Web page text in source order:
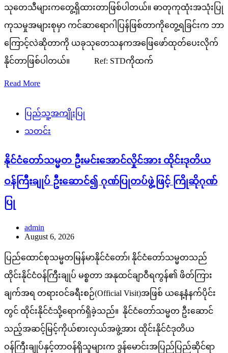
သုတေသီများကတွေ့ရှိထားတာဖြစ်ပါတယ်။ ဓာတုကုထုံးအသုံးပြု
ကုသမှုအများစုမှာ ကင်ဆာရောဂါပြန်ဖြစ်တာကိုတွေ့ရခြင်းက ဘာ
ကြောင့်လဲဆိုတာကို ယခုသုတေသနကအဖြေဖော်ထုတ်ပေးလိုက်
နိုင်တာဖြစ်ပါတယ်။ Ref: STDကိုထက်
Read More
ပြည်သူ့အကျိုးပြု
သတင်း
နိုင်ငံတော်သမ္မတ ဦးမင်းအောင်လှိုင်အား ထိုင်းဒုတိယ
ဝန်ကြီးချုပ် ဦးဆောင်၍ ဂုဏ်ပြုတပ်ဖွဲ့ဖြင့် ကြိုဆိုဂုဏ်
ပြု
admin
August 6, 2026
ပြည်ထောင်စုသမ္မတမြန်မာနိုင်ငံတော်၊ နိုင်ငံတော်သမ္မတသည်
ထိုင်းနိုင်ငံဝန်ကြီးချုပ် မစ္စတာ အနုထင်ချာဝီရကွန်၏ ဖိတ်ကြား
ချက်အရ တရားဝင်ခရီးစဉ်(Official Visit)အဖြစ် ယနေ့နံနက်ပိုင်း
တွင် ထိုင်းနိုင်ငံသို့ရောက်ရှိခဲ့သည်။ နိုင်ငံတော်သမ္မတ ဦးဆောင်
သည့်အဆင့်မြင့်ကိုယ်စားလှယ်အဖွဲ့အား ထိုင်းနိုင်ငံဒုတိယ
ဝန်ကြီးချုပ်နှင့်တာဝန်ရှိသူများက ဒွန်မောင်းအပြည်ပြည်ဆိုင်ရာ